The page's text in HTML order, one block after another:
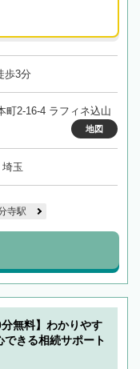
歩3分
町2-16-4 ラフィネ込山
地図
玉
寺駅
無料】わかりやす
きる相続サポート